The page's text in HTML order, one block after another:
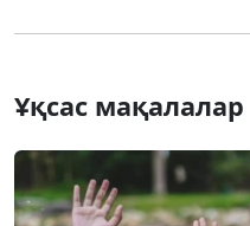
Ұқсас мақалалар